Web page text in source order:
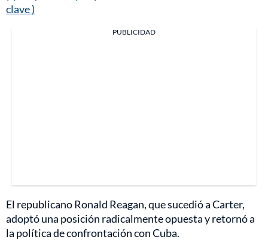
clave)
PUBLICIDAD
El republicano Ronald Reagan, que sucedió a Carter,
adoptó una posición radicalmente opuesta y retornó a
la política de confrontación con Cuba.